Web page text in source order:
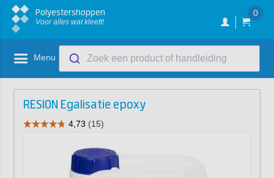
Polyestershoppen
Voor alles wat kleeft!
0
Menu Zoek een product of handleiding
RESION Egalisatie epoxy